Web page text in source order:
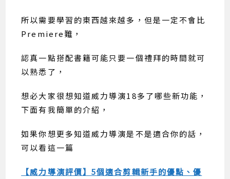
所以需要學習的東西越來越多，但是一定不會比
Premiere難，
認真一點搭配書籍可能只要一個禮拜的時間就可
以熟悉了，
想必大家很想知道威力導演18多了哪些新功能，
下面有我簡單的介紹，
如果你想更多知道威力導演是不是適合你的話，
可以看這一篇
【威力導演評價】5個適合剪輯新手的優點、優